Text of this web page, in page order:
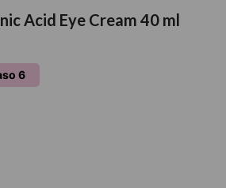
Acid Eye Cream 40 ml
6